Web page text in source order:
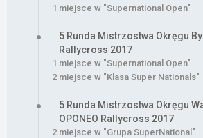
1 miejsce w "Supernational Open"
5 Runda Mistrzostwa Okręgu
Rallycross 2017
1 miejsce w "Supernational Open"
2 miejsce w "Klasa Super Nationals"
5 Runda Mistrzostwa Okręgu
OPONEO Rallycross 2017
2 miejsce w "Grupa SuperNational"